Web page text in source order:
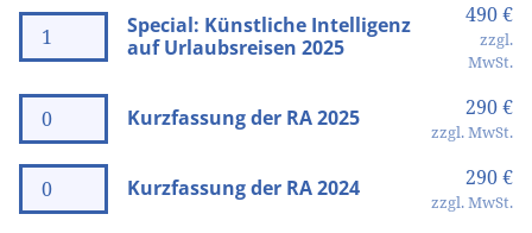
Special: Künstliche Intelligenz
auf Urlaubsreisen 2025
490 €
zzgl.
MwSt.
Kurzfassung der RA 2025 290 €
zzgl. MwSt.
Kurzfassung der RA 2024 290 €
zzgl. MwSt.